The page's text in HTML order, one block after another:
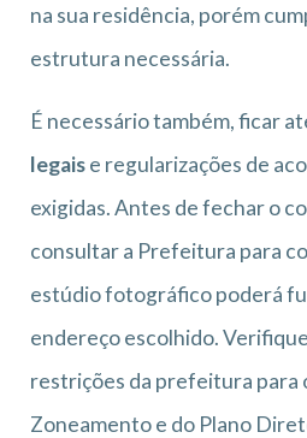
na sua residência, porém
estrutura necessária.
É necessário também, ficar
legaise regularizações de
exigidas. Antes de fechar o
consultar a Prefeitura para
estúdio fotográfico poderá
endereço escolhido.
restrições da prefeitura para
Zoneamento e do Plano